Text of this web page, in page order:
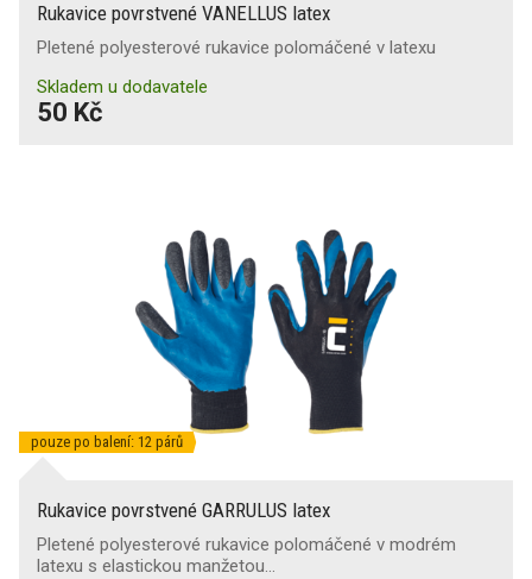
Rukavice povrstvené VANELLUS latex
Pletené polyesterové rukavice polomáčené v latexu
Skladem u dodavatele
50 Kč
pouze po balení: 12 párů
Rukavice povrstvené GARRULUS latex
Pletené polyesterové rukavice polomáčené v modrém
latexu s elastickou manžetou…